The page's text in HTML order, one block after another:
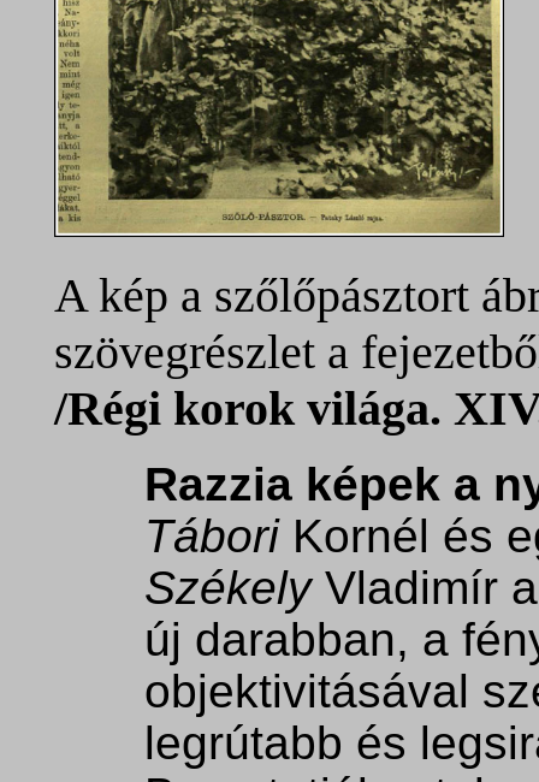
A kép a szőlőpásztort
szövegrészlet a
/Régi korok világa.
Razzia képek a
Tábori Kornél és
Székely Vladimír
új darabban, a
objektivitásával
legrútabb és